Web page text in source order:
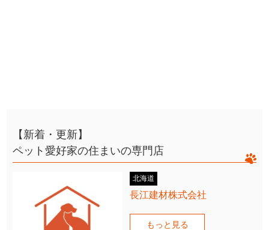
【新着・更新】
ペット愛好家の住まいの専門店
北海道
長江建材株式会社
もっと見る